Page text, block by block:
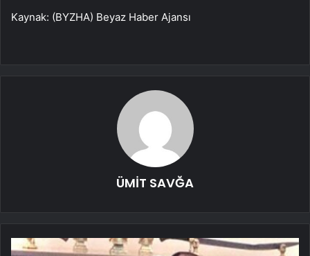
Kaynak: (BYZHA) Beyaz Haber Ajansı
ÜMİT SAVĞA